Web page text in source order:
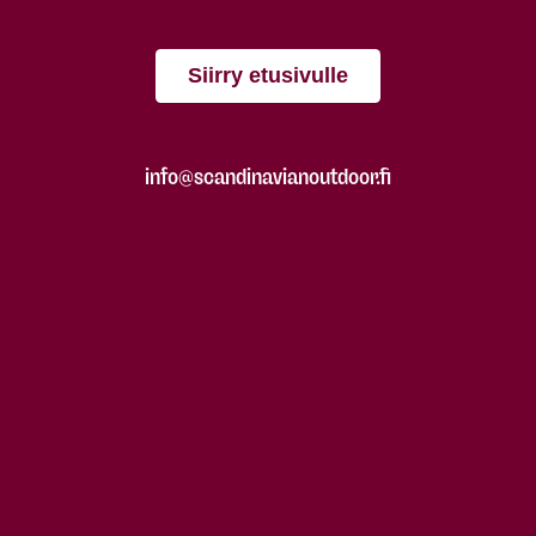
Siirry etusivulle
info@scandinavianoutdoor.fi